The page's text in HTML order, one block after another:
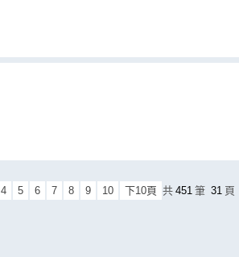
4 5 6 7 8 9 10 下10頁 共 451 筆 31 頁